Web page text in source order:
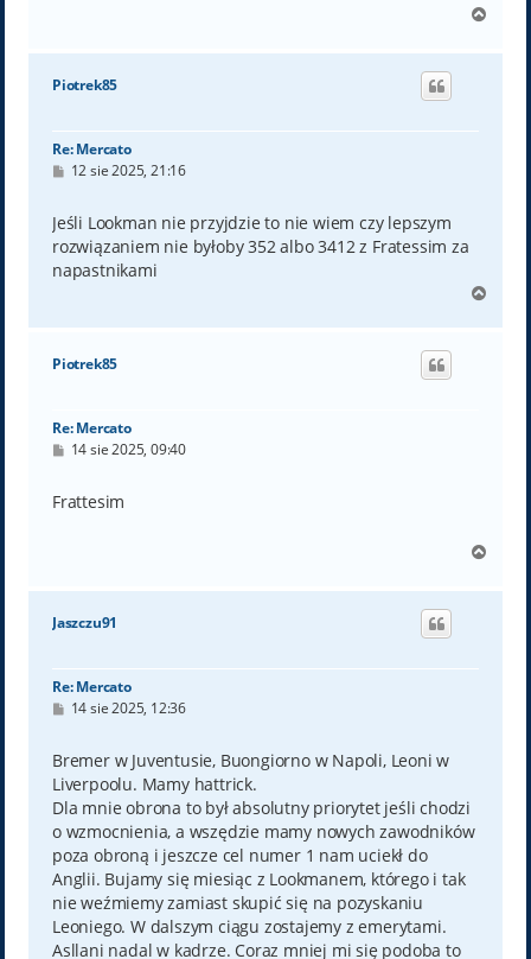
g
Piotrek85
Re: Mercato
P
t
12 sie 2025, 21:16
Jeśli Lookman nie przyjdzie to nie wiem czy lepszym
rozwiązaniem nie byłoby 352 albo 3412 z Fratessim za
napastnikami
g
Piotrek85
Re: Mercato
P
t
14 sie 2025, 09:40
Frattesim
g
Jaszczu91
Re: Mercato
P
t
14 sie 2025, 12:36
Bremer w Juventusie, Buongiorno w Napoli, Leoni w
Liverpoolu. Mamy hattrick.
Dla mnie obrona to był absolutny priorytet jeśli chodzi
o wzmocnienia, a wszędzie mamy nowych zawodników
poza obroną i jeszcze cel numer 1 nam uciekł do
Anglii. Bujamy się miesiąc z Lookmanem, którego i tak
nie weźmiemy zamiast skupić się na pozyskaniu
Leoniego. W dalszym ciągu zostajemy z emerytami.
Asllani nadal w kadrze. Coraz mniej mi się podoba to